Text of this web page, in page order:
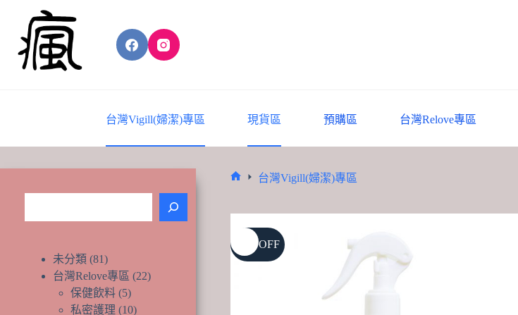
content
台灣Vigill(婦潔)專區 現貨區 預購區 台灣Relove專區
台灣Vigill(婦潔)專區
21% OFF
未分類 8181
個
產
品
台灣Relove專區 2222
保健飲料 55
個
私密護理 1010